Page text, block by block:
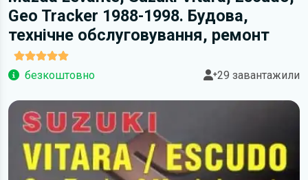
Geo Tracker 1988-1998. Будова,
технічне обслуговування, ремонт
безкоштовно 29 завантажили